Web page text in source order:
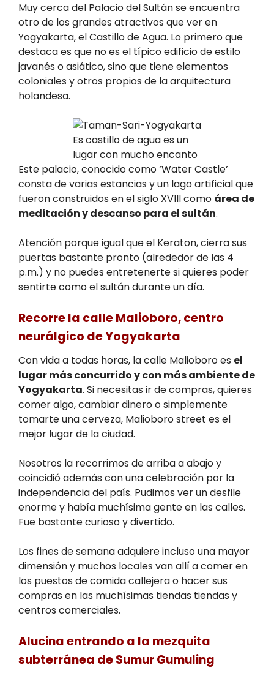
Muy cerca del Palacio del Sultán se encuentra
otro de los grandes atractivos que ver en
Yogyakarta, el Castillo de Agua. Lo primero que
destaca es que no es el típico edificio de estilo
javanés o asiático, sino que tiene elementos
coloniales y otros propios de la arquitectura
holandesa.
Es castillo de agua es un
lugar con mucho encanto
Este palacio, conocido como ‘Water Castle’
consta de varias estancias y un lago artificial que
fueron construidos en el siglo XVIII como área de
meditación y descanso para el sultán.
Atención porque igual que el Keraton, cierra sus
puertas bastante pronto (alrededor de las 4
p.m.) y no puedes entretenerte si quieres poder
sentirte como el sultán durante un día.
Recorre la calle Malioboro, centro
neurálgico de Yogyakarta
Con vida a todas horas, la calle Malioboro es el
lugar más concurrido y con más ambiente de
Yogyakarta. Si necesitas ir de compras, quieres
comer algo, cambiar dinero o simplemente
tomarte una cerveza, Malioboro street es el
mejor lugar de la ciudad.
Nosotros la recorrimos de arriba a abajo y
coincidió además con una celebración por la
independencia del país. Pudimos ver un desfile
enorme y había muchísima gente en las calles.
Fue bastante curioso y divertido.
Los fines de semana adquiere incluso una mayor
dimensión y muchos locales van allí a comer en
los puestos de comida callejera o hacer sus
compras en las muchísimas tiendas tiendas y
centros comerciales.
Alucina entrando a la mezquita
subterránea de Sumur Gumuling